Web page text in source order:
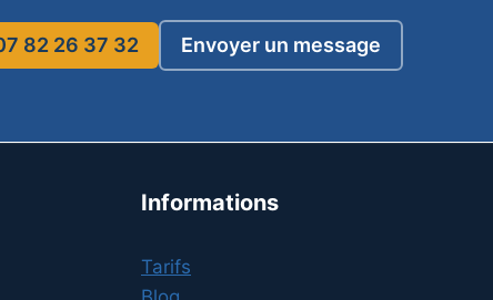
82 26 37 32 Envoyer un message
Informations
Tarifs